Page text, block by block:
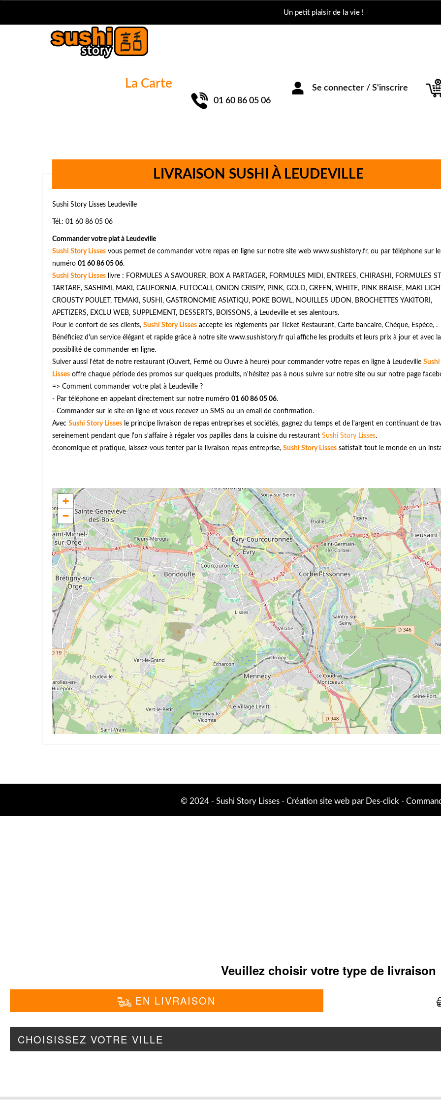
Un petit plaisir de la vie !
La Carte Se connecter / S'inscrire
LIVRAISON SUSHI À LEUDEVILLE
Sushi Story Lisses Leudeville
Tél.: 01 60 86 05 06
Commander votre plat à Leudeville
Sushi Story Lisses vous permet de commander votre repas en ligne sur notre site web www.sushistory.fr, ou par téléphone sur le
numéro 01 60 86 05 06.
Sushi Story Lisses livre : FORMULES A SAVOURER, BOX A PARTAGER, FORMULES MIDI, ENTREES, CHIRASHI, FORMULES
TARTARE, SASHIMI, MAKI, CALIFORNIA, FUTOCALI, ONION CRISPY, PINK, GOLD, GREEN, WHITE, PINK BRAISE, MAKI
CROUSTY POULET, TEMAKI, SUSHI, GASTRONOMIE ASIATIQU, POKE BOWL, NOUILLES UDON, BROCHETTES YAKITORI,
APETIZERS, EXCLU WEB, SUPPLEMENT, DESSERTS, BOISSONS, à Leudeville et ses alentours.
Pour le confort de ses clients, Sushi Story Lisses accepte les règlements par Ticket Restaurant, Carte bancaire, Chèque, Espèce, .
Bénéficiez d'un service élégant et rapide grâce à notre site www.sushistory.fr qui affiche les produits et leurs prix à jour et avec la
possibilité de commander en ligne.
Suiver aussi l'état de notre restaurant (Ouvert, Fermé ou Ouvre à heure) pour commander votre repas en ligne à Leudeville
Lisses offre chaque période des promos sur quelques produits, n'hésitez pas à nous suivre sur notre site ou sur notre page
=> Comment commander votre plat à Leudeville ?
- Par téléphone en appelant directement sur notre numéro 01 60 86 05 06.
- Commander sur le site en ligne et vous recevez un SMS ou un email de confirmation.
Avec Sushi Story Lisses le principe livraison de repas entreprises et sociétés, gagnez du temps et de l'argent en continuant de
sereinement pendant que l'on s'affaire à régaler vos papilles dans la cuisine du restaurant Sushi Story Lisses.
économique et pratique, laissez-vous tenter par la livraison repas entreprise, Sushi Story Lisses satisfait tout le monde en un
+
−
© 2024 - Sushi Story Lisses - Création site web par Des-click -